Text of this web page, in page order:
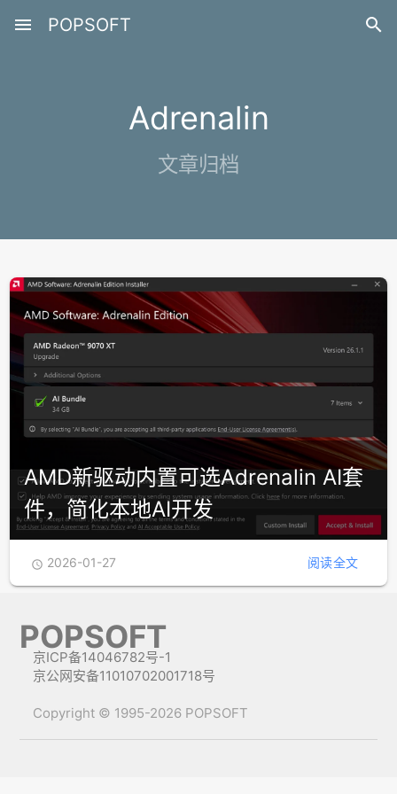
menu POPSOFT 
Adrenalin
文章归档
AMD新驱动内置可选Adrenalin AI套
件，简化本地AI开发
 2026-01-27 阅读全文
POPSOFT
京ICP备14046782号-1
京公网安备11010702001718号
Copyright © 1995-2026 POPSOFT